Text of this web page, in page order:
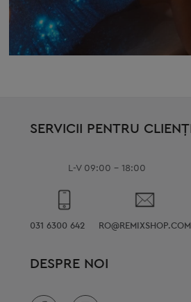
SERVICII PENTRU CLIENȚI
L-V 09:00 - 18:00
031 6300 642 RO@REMIXSHOP.COM
DESPRE NOI